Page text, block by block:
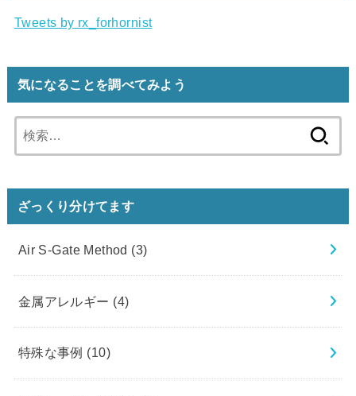
Tweets by rx_forhornist
気になることを調べてみよう
索:
ざっくり分けてます
Air S-Gate Method (3)
金属アレルギー (4)
特殊な事例 (10)